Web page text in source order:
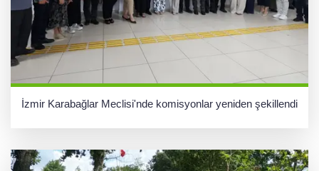
İzmir Karabağlar Meclisi'nde komisyonlar yeniden şekillendi